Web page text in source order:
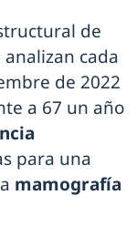
de
cada
de 2022
a 67 un año
para una
mamografía